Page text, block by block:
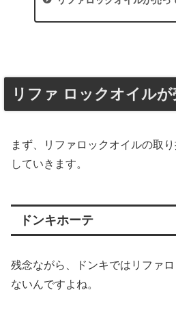
リファ ロックオイル
まず、リファロックオイルの取
していきます。
ドンキホーテ
残念ながら、ドンキではリファ
ないんですよね。